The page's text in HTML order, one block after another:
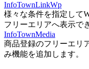
InfoTownLinkWp
様々な条件を指定して
フリーエリアへ表示で
InfoTownMedia
商品登録のフリーエリ
み機能を追加します。